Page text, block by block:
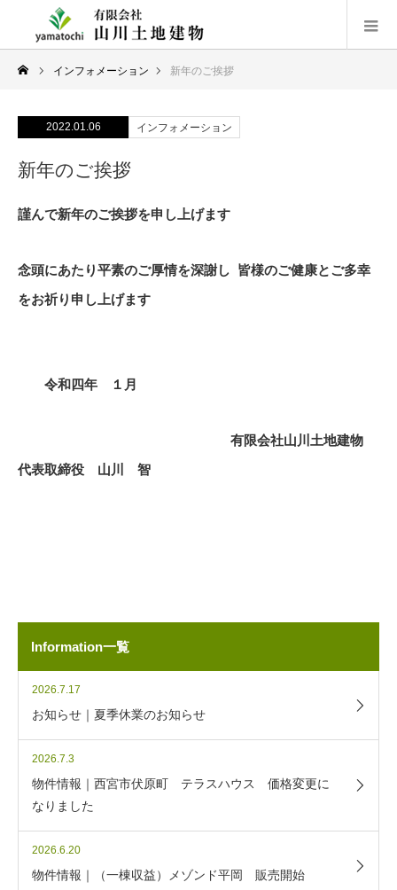
インフォメーション 新年のご挨拶
2022.01.06 インフォメーション
新年のご挨拶
謹んで新年のご挨拶を申し上げます
念頭にあたり平素のご厚情を深謝し 皆様のご健康とご多幸
をお祈り申し上げます
令和四年 １月
有限会社山川土地建物
代表取締役 山川 智
Information一覧
2026.7.17
お知らせ｜夏季休業のお知らせ
2026.7.3
物件情報｜西宮市伏原町 テラスハウス 価格変更に
なりました
2026.6.20
物件情報｜（一棟収益）メゾンド平岡 販売開始